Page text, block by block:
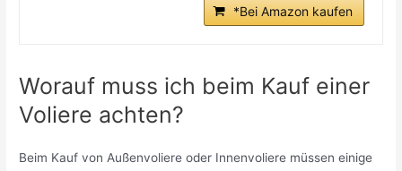
*Bei Amazon kaufen
Worauf muss ich beim Kauf einer
Voliere achten?
Beim Kauf von Außenvoliere oder Innenvoliere müssen einige